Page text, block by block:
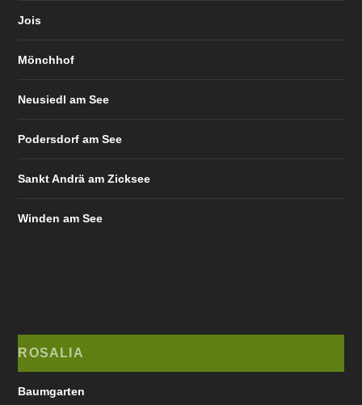
Jois
Mönchhof
Neusiedl am See
Podersdorf am See
Sankt Andrä am Zicksee
Winden am See
ROSALIA
Baumgarten